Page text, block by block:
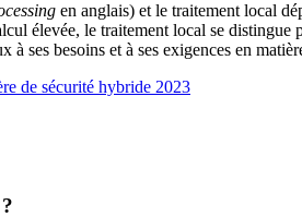
en anglais) et le traitement local
élevée, le traitement local se
ses besoins et à ses exigences en
de sécurité hybride 2023